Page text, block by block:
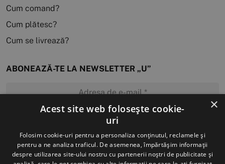
Cum comand?
Cum plătesc?
Cum se livrează?
ABONEAZĂ-TE LA NEWSLETTER „U”
MĂ ABONEZ
×
Acest site web folosește cookie-
uri
Folosim cookie-uri pentru a personaliza conținutul, reclamele și
pentru a ne analiza traficul. De asemenea, împărtășim informații
despre utilizarea site-ului nostru cu partenerii noștri de publicitate și